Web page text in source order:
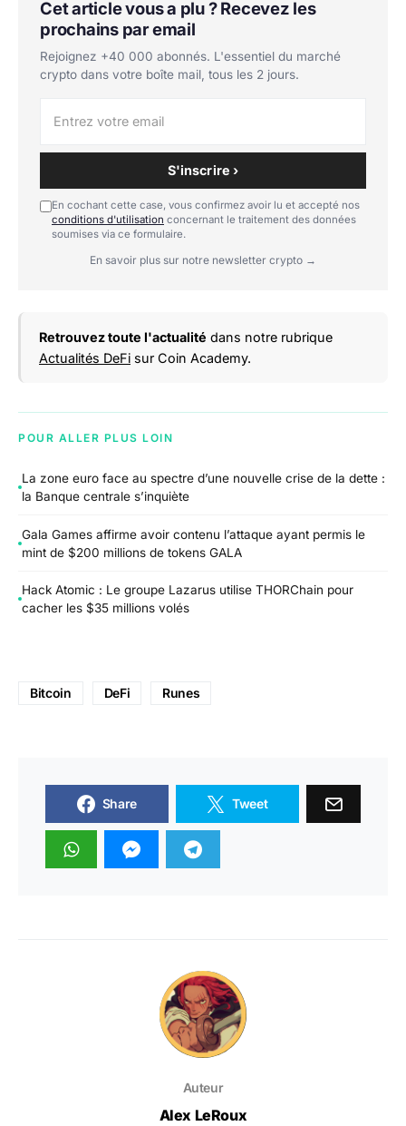
Cet article vous a plu ? Recevez les
prochains par email
Rejoignez +40 000 abonnés. L'essentiel du marché
crypto dans votre boîte mail, tous les 2 jours.
S'inscrire ›
En cochant cette case, vous confirmez avoir lu et accepté nos
conditions d'utilisation concernant le traitement des données
soumises via ce formulaire.
En savoir plus sur notre newsletter crypto →
Retrouvez toute l'actualité dans notre rubrique
Actualités DeFi sur Coin Academy.
POUR ALLER PLUS LOIN
La zone euro face au spectre d’une nouvelle crise de la dette :
la Banque centrale s’inquiète
Gala Games affirme avoir contenu l’attaque ayant permis le
mint de $200 millions de tokens GALA
Hack Atomic : Le groupe Lazarus utilise THORChain pour
cacher les $35 millions volés
Bitcoin DeFi Runes
Share Tweet
Auteur
Alex LeRoux